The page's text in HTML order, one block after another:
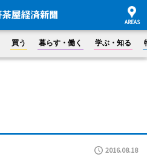
買う 暮らす・働く 学ぶ・知る
2016.08.18